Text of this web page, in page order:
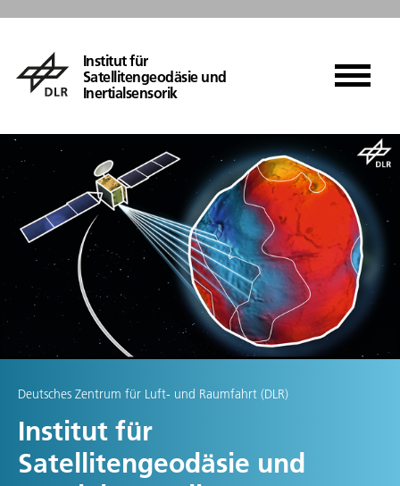
Institut für
Satellitengeodäsie und
Inertialsensorik
Deutsches Zentrum für Luft- und Raumfahrt (DLR)
Institut für
Satellitengeodäsie und